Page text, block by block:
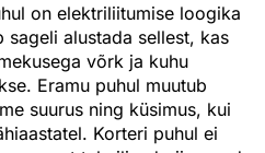
on elektriliitumise loogika
sageli alustada sellest, kas
võrk ja kuhu
Eramu puhul muutub
suurus ning küsimus, kui
Korteri puhul ei